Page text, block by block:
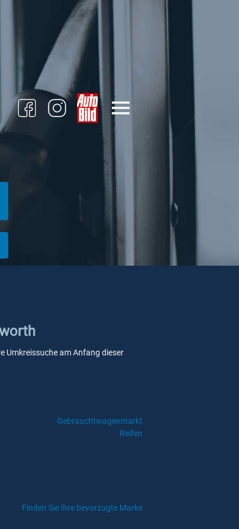
Umkreissuche am Anfang dieser
Gebrauchtwagenmarkt
Reifen
Finden Sie Ihre bevorzugte Marke